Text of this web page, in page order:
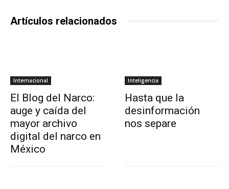
Artículos relacionados
Internacional
El Blog del Narco:
auge y caída del
mayor archivo
digital del narco en
México
Inteligencia
Hasta que la
desinformación
nos separe